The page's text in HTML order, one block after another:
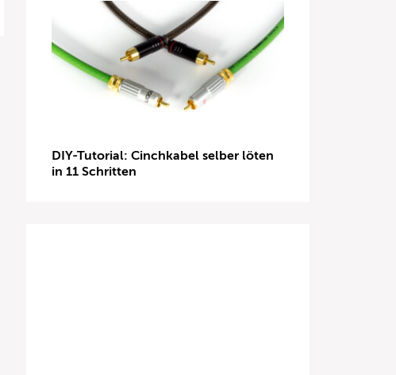
DIY-Tutorial: Cinchkabel selber löten
in 11 Schritten